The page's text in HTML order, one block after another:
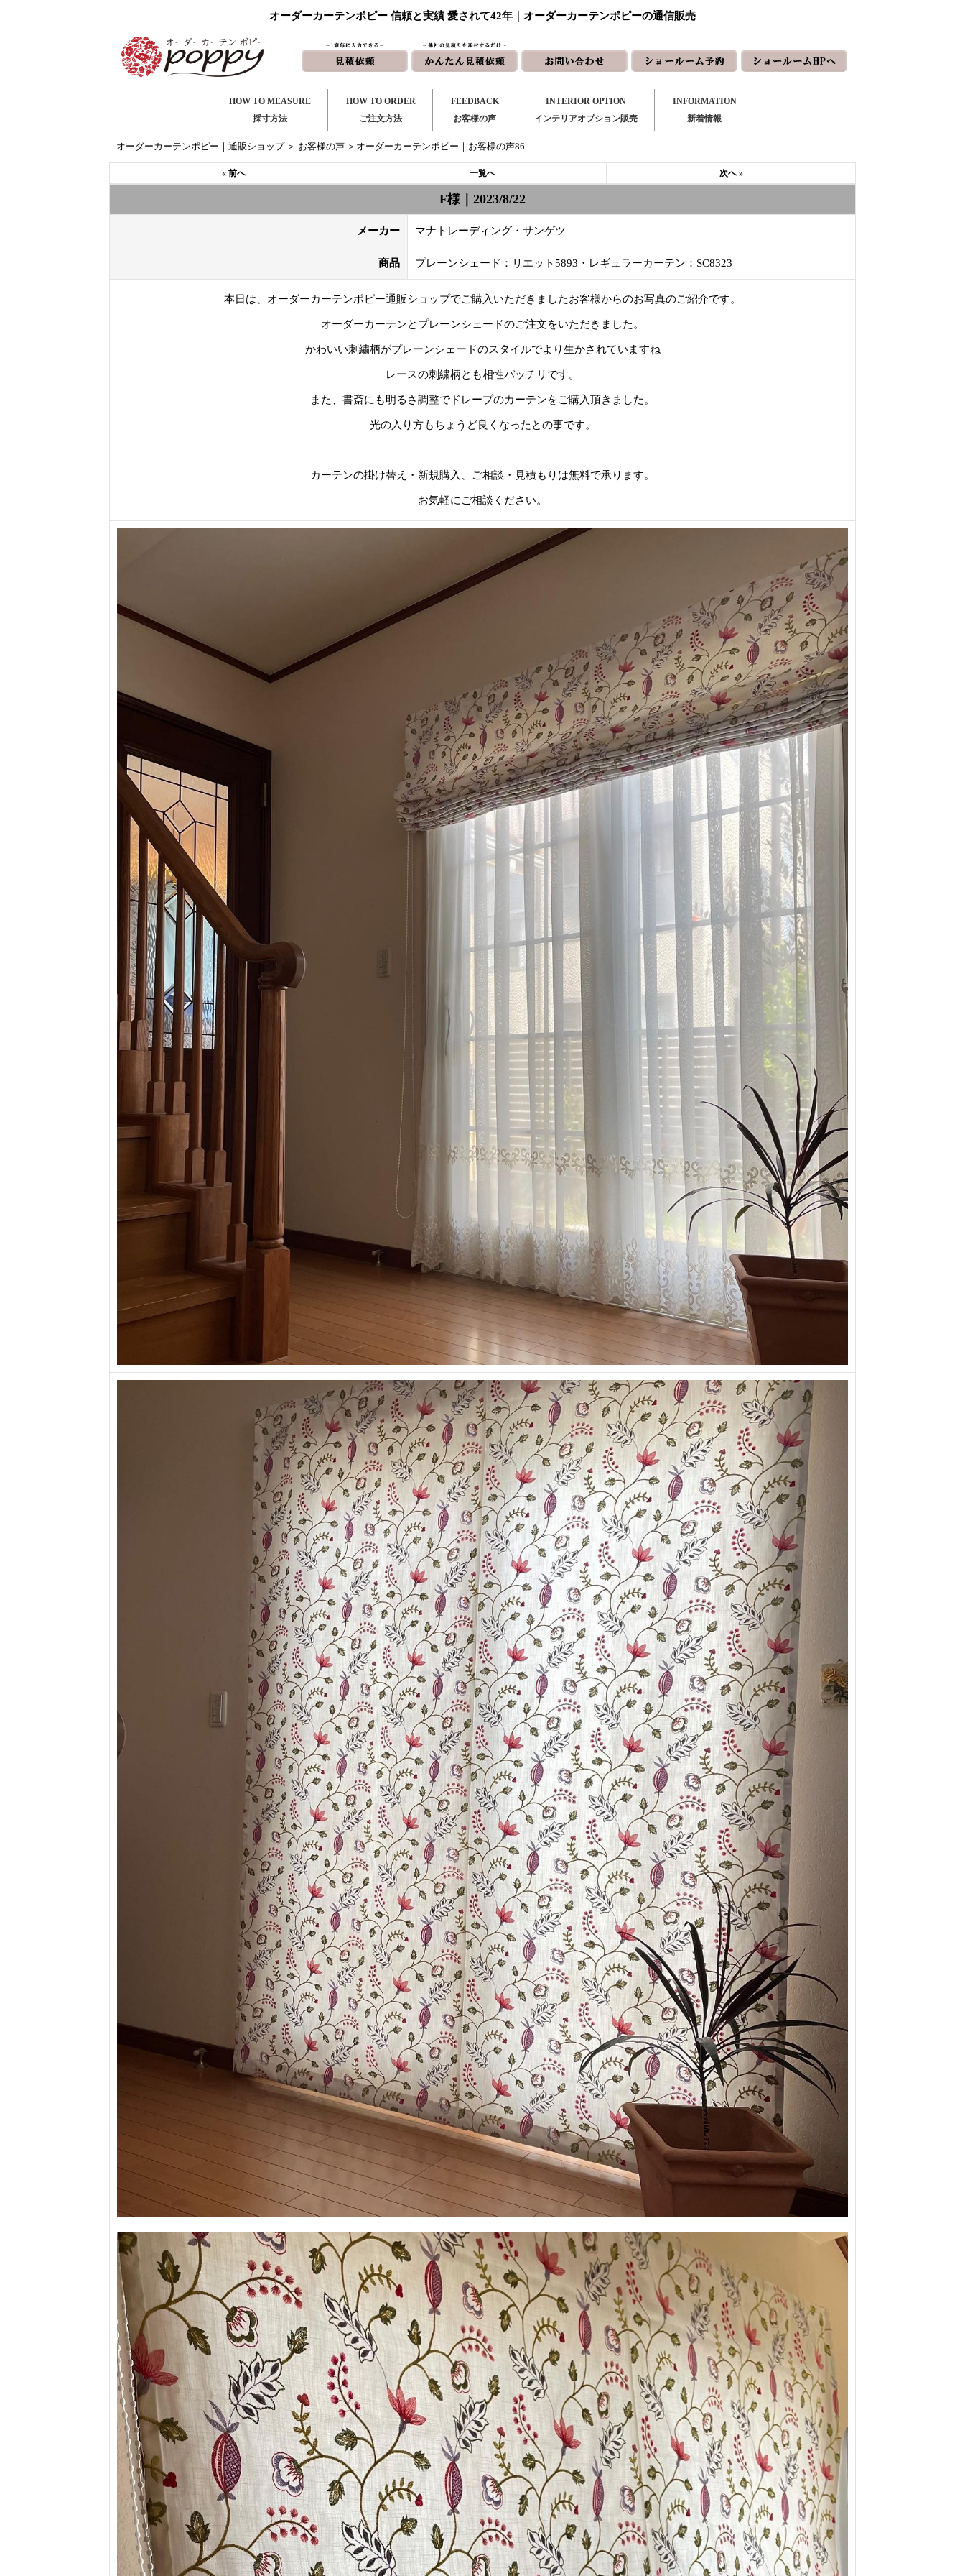
オーダーカーテンポピー 信頼と実績 愛されて42年｜オーダーカーテンポピーの通信販売
HOW TO MEASURE
採寸方法
HOW TO ORDER
ご注文方法
FEEDBACK
お客様の声
INTERIOR OPTION
インテリアオプション販売
INFORMATION
新着情報
オーダーカーテンポピー｜通販ショップ＞ お客様の声 ＞オーダーカーテンポピー｜お客様の声86
« 前へ 一覧へ 次へ »
F様｜2023/8/22
メーカー マナトレーディング・サンゲツ
商品 プレーンシェード：リエット5893・レギュラーカーテン：SC8323
本日は、オーダーカーテンポピー通販ショップでご購入いただきましたお客様からのお写真のご紹介です。
オーダーカーテンとプレーンシェードのご注文をいただきました。
かわいい刺繍柄がプレーンシェードのスタイルでより生かされていますね
レースの刺繍柄とも相性バッチリです。
また、書斎にも明るさ調整でドレープのカーテンをご購入頂きました。
光の入り方もちょうど良くなったとの事です。
カーテンの掛け替え・新規購入、ご相談・見積もりは無料で承ります。
お気軽にご相談ください。